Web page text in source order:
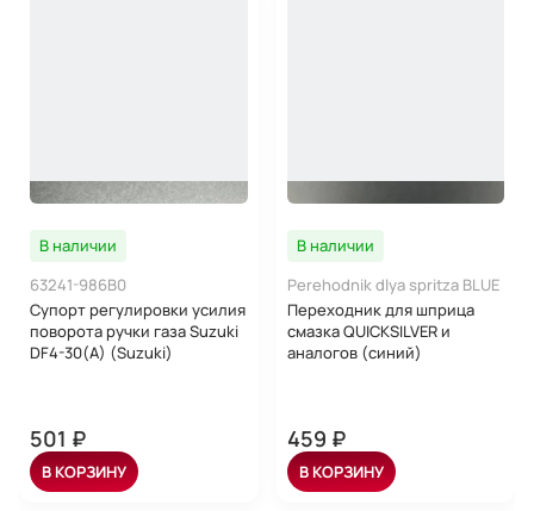
В наличии
63241-986B0
Супорт регулировки усилия
поворота ручки газа Suzuki
DF4-30(A) (Suzuki)
501 ₽
В КОРЗИНУ
В наличии
Perehodnik dlya spritza BLUE
Переходник для шприца
смазка QUICKSILVER и
аналогов (синий)
459 ₽
В КОРЗИНУ